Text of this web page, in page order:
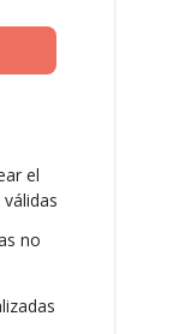
el
no